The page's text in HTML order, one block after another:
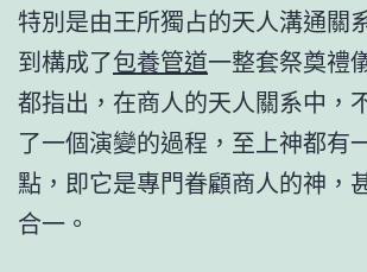
特別是由王所獨占的天人溝通關
到構成了包養管道一整套祭奠禮
都指出，在商人的天人關系中，
了一個演變的過程，至上神都有
點，即它是專門眷顧商人的神，
合一。